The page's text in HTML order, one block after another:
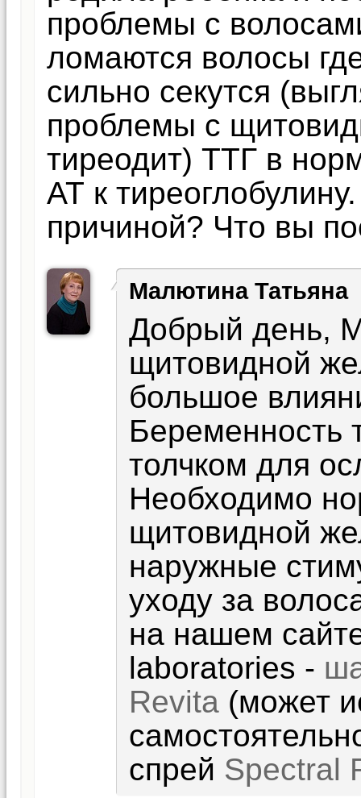
проблемы с
ломаются волосы
сильно секутся
проблемы с
тиреодит) ТТГ в
АТ к
причиной? Что вы
Малютина Татьяна
Добрый день,
щитовидной
большое
Беременность
толчком для
Необходимо
щитовидной
наружные
уходу за
на нашем
laboratories -
Revita (может
спрей Spectral